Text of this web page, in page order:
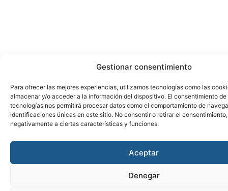
Gestionar consentimiento
Para ofrecer las mejores experiencias, utilizamos tecnologías como las
almacenar y/o acceder a la información del dispositivo. El consentimiento de
tecnologías nos permitirá procesar datos como el comportamiento de
identificaciones únicas en este sitio. No consentir o retirar el
negativamente a ciertas características y funciones.
Aceptar
Denegar